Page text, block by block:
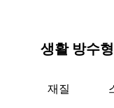
생활 방수
재질